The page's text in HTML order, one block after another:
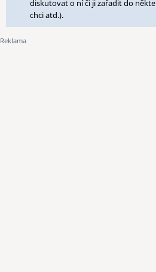
diskutovat o ní či ji zařadit do
chci atd.).